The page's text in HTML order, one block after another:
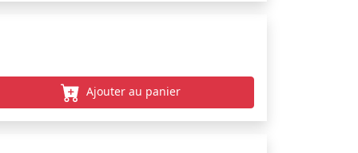
Ajouter au panier